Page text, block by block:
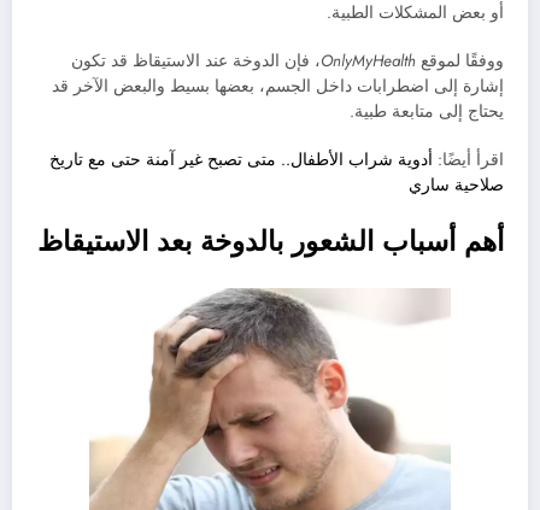
أو بعض المشكلات الطبية.
ووفقًا لموقع OnlyMyHealth، فإن الدوخة عند الاستيقاظ قد تكون
إشارة إلى اضطرابات داخل الجسم، بعضها بسيط والبعض الآخر قد
يحتاج إلى متابعة طبية.
اقرأ أيضًا: أدوية شراب الأطفال.. متى تصبح غير آمنة حتى مع تاريخ
صلاحية ساري
أهم أسباب الشعور بالدوخة بعد الاستيقاظ